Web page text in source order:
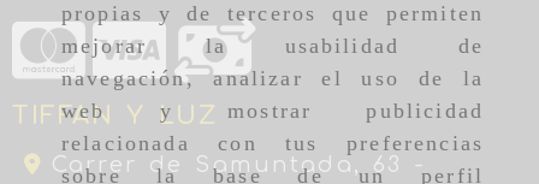
propias y de terceros que permiten
mejorar la usabilidad de
navegación, analizar el uso de la
web y mostrar publicidad
relacionada con tus preferencias
sobre la base de un perfil
TIFFAN Y LUZ
Carrer de Samuntada, 63 -